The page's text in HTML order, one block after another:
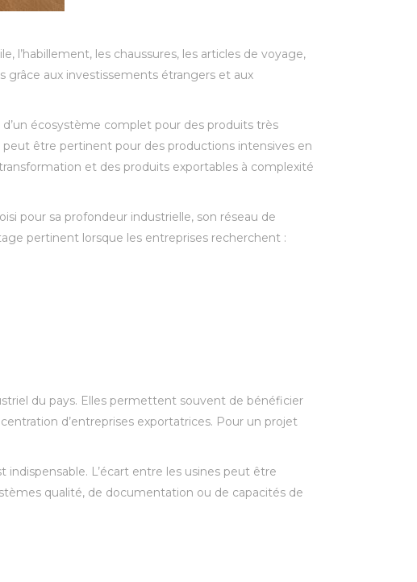
l’habillement, les chaussures, les articles de voyage,
grâce aux investissements étrangers et aux
écosystème complet pour des produits très
être pertinent pour des productions intensives en
et des produits exportables à complexité
pour sa profondeur industrielle, son réseau de
pertinent lorsque les entreprises recherchent :
du pays. Elles permettent souvent de bénéficier
d’entreprises exportatrices. Pour un projet
L’écart entre les usines peut être
qualité, de documentation ou de capacités de